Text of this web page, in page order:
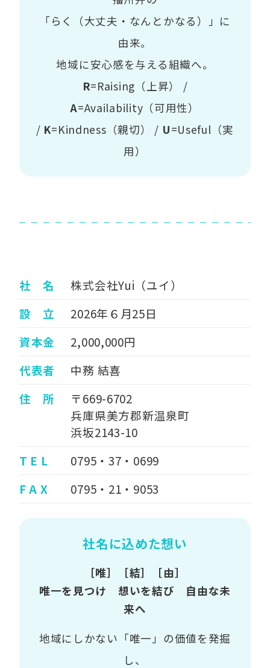
「らく（大丈夫・なんとかなる）」に
由来。
地域に安心感を与える組織へ。
R=Raising（上昇） /
A=Availability（可用性）
/ K=Kindness（親切） / U=Useful（実
用）
社 名
株式会社Yui（ユイ）
設 立
2026年６月25日
資本金
2,000,000円
代表者
中務 結喜
住 所
〒669-6702
兵庫県美方郡新温泉町
浜坂2143-10
T E L
0795・37・0699
F A X
0795・21・9053
社名に込めた想い
［唯］［結］［由］
唯一を見つけ 想いを結び 自由な未
来へ
地域にしかない「唯一」の価値を発掘
し、